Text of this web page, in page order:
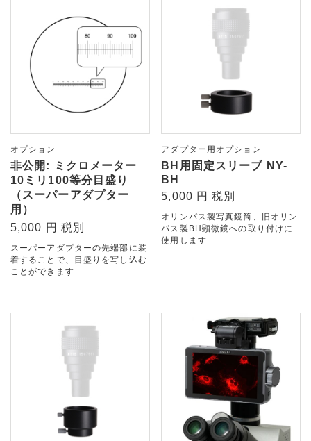
オプション
非公開: ミクロメーター
10ミリ100等分目盛り
（スーパーアダプター
用）
5,000 円 税別
スーパーアダプターの先端部に装
着することで、目盛りを写し込む
ことができます
アダプター用オプション
BH用固定スリーブ NY-
BH
5,000 円 税別
オリンパス製写真鏡筒、旧オリン
パス製BH顕微鏡への取り付けに
使用します